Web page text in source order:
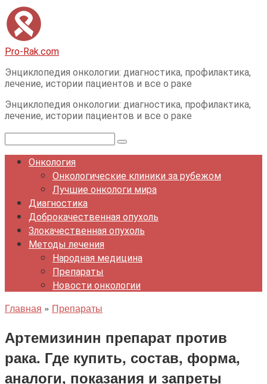
Перейти
к
контенту
Pro-Rak.com
Энциклопедия онкологии: диагностика, профилактика,
лечение, истории пациентов и все о раке
Энциклопедия онкологии: диагностика, профилактика,
лечение, истории пациентов и все о раке
Поиск:
Онкология
Онкологические клиники за рубежом
Лучшие онкологи мира
Диагностика
Доброкачественная опухоль
Злокачественная опухоль
Методы лечения
Народная медицина
Препараты
Новости онкологии
Главная » Препараты
Артемизинин препарат против
рака. Где купить, состав, форма,
аналоги, показания и запреты